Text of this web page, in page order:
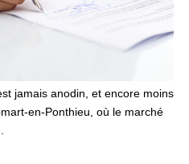
jamais anodin, et encore moins
en-Ponthieu, où le marché